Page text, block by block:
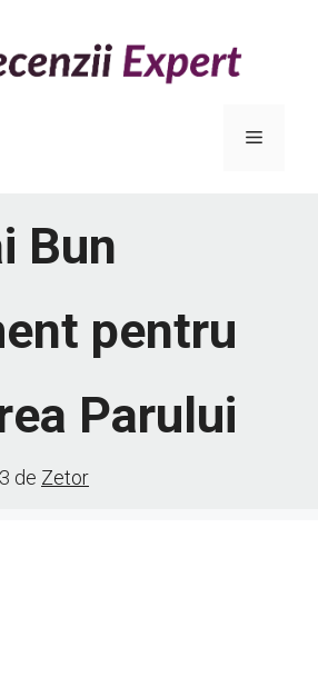
Meniu
Bun
pentru
Parului
de Zetor